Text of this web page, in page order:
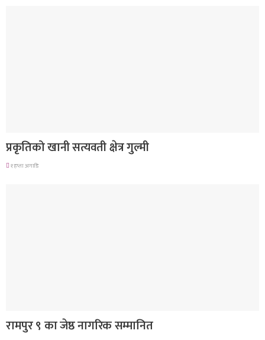
प्रकृतिको खानी सत्यवती क्षेत्र गुल्मी
१ हप्ता अगाडि
रामपुर ९ का जेष्ठ नागरिक सम्मानित